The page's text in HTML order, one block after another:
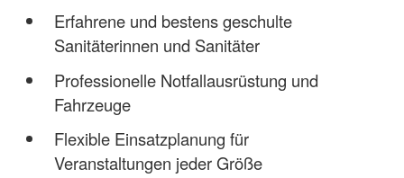
Erfahrene und bestens geschulte
Sanitäterinnen und Sanitäter
Professionelle Notfallausrüstung und
Fahrzeuge
Flexible Einsatzplanung für
Veranstaltungen jeder Größe